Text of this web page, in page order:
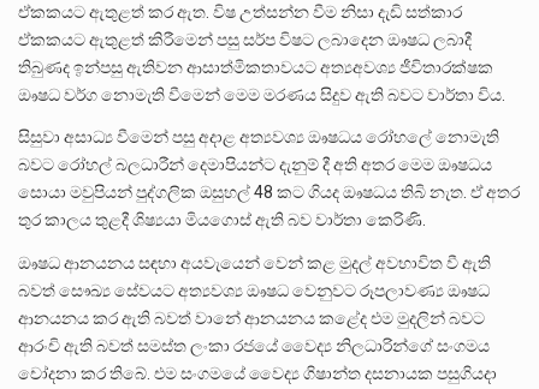
ඒකකයට ඇතුළත් කර ඇත. විෂ උත්සන්න වීම නිසා දැඩි සත්කාර
ඒකකයට ඇතුළත් කිරීමෙන් පසු සර්ප විෂට ලබාදෙන ඖෂධ ලබාදී
තිබුණද ඉන්පසු ඇතිවන ආසාත්මිකතාවයට අත්‍යඅවශ්‍ය ජීවිතාරක්ෂක
ඖෂධ වර්ග නොමැති වීමෙන් මෙම මරණය සිදුව ඇති බවට වාර්තා විය.
සිසුවා අසාධ්‍ය වීමෙන් පසු අදාළ අත්‍යවශ්‍ය ඖෂධය රෝහලේ නොමැති
බවට රෝහල් බලධාරීන් දෙමාපියන්ට දැනුම් දී අති අතර මෙම ඖෂධය
සොයා මවුපියන් පුද්ගලික ‌ඔසුහල් 48 කට ගියද ඖෂධය තිබි නැත. ඒ අතර
තුර කාලය තුළදී ශිෂ්‍යයා මියගොස් ඇති බව වාර්තා කෙරිණි.
ඖෂධ ආනයනය සඳහා අයවැයෙන් වෙන් කළ මුදල් අවභාවිත වී ඇති
බවත් සෞඛ්‍ය සේවයට අත්‍යවශ්‍ය ඖෂධ වෙනුවට රූපලාවණ්‍ය ඖෂධ
ආනයනය කර ඇති බවත් වානේ ආනයනය කළේද එම මුදලින් බවට
ආරංචි ඇති බවත් සමස්ත ලංකා රජයේ වෛද්‍ය නිලධාරින්ගේ සංගමය
චෝදනා කර තිබේ. එම සංගමයේ වෛද්‍ය ගිෂාන්ත දසනායක පසුගියදා